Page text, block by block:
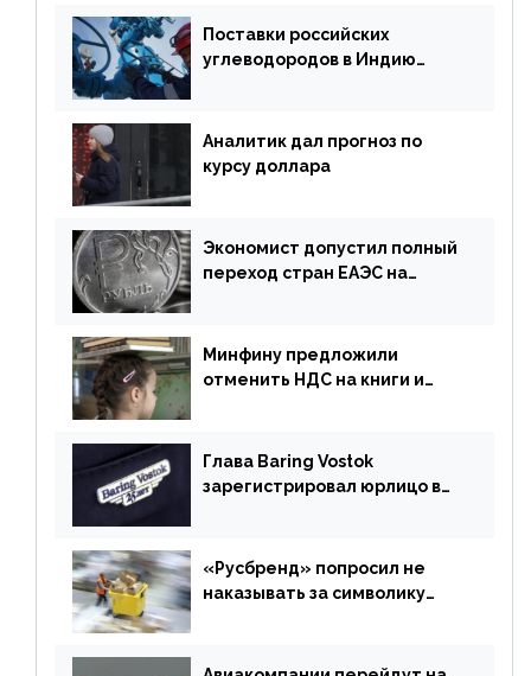
Поставки российских
углеводородов в Индию
Аналитик дал прогноз по
курсу доллара
Экономист допустил полный
переход стран ЕАЭС на
Минфину предложили
отменить НДС на книги и
Глава Baring Vostok
зарегистрировал юрлицо в
«Русбренд» попросил не
наказывать за символику